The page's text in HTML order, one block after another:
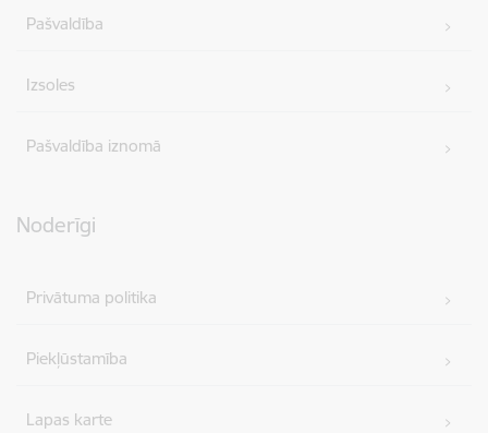
Pašvaldība
Izsoles
Pašvaldība iznomā
Noderīgi
Privātuma politika
Piekļūstamība
Lapas karte